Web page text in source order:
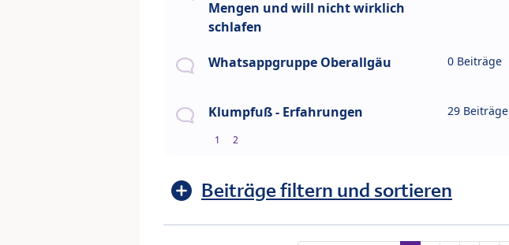
Mengen und will nicht wirklich
schlafen
Whatsappgruppe Oberallgäu 0 Beiträge
Klumpfuß - Erfahrungen
1 2
29 Beiträge
Beiträge filtern und sortieren